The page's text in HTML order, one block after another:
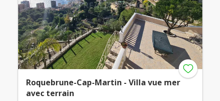
Roquebrune-Cap-Martin - Villa vue mer
avec terrain